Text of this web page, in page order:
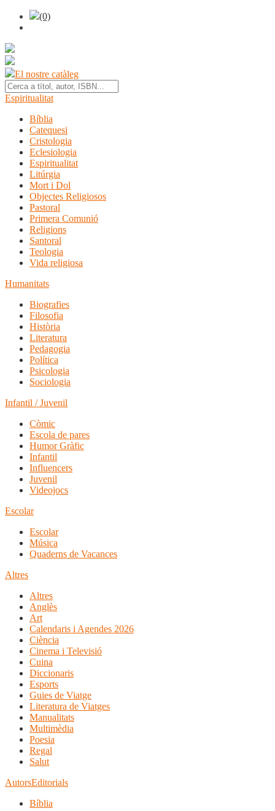
(0)
El nostre catàleg
Espiritualitat
Bíblia
Catequesi
Cristologia
Eclesiologia
Espiritualitat
Litúrgia
Mort i Dol
Objectes Religiosos
Pastoral
Primera Comunió
Religions
Santoral
Teologia
Vida religiosa
Humanitats
Biografies
Filosofia
Història
Literatura
Pedagogia
Política
Psicologia
Sociologia
Infantil / Juvenil
Còmic
Escola de pares
Humor Gràfic
Infantil
Influencers
Juvenil
Videojocs
Escolar
Escolar
Música
Quaderns de Vacances
Altres
Altres
Anglès
Art
Calendaris i Agendes 2026
Ciència
Cinema i Televisió
Cuina
Diccionaris
Esports
Guies de Viatge
Literatura de Viatges
Manualitats
Multimèdia
Poesia
Regal
Salut
AutorsEditorials
Bíblia